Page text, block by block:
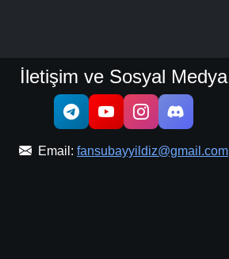
İletişim ve Sosyal Medya
Email: fansubayyildiz@gmail.com